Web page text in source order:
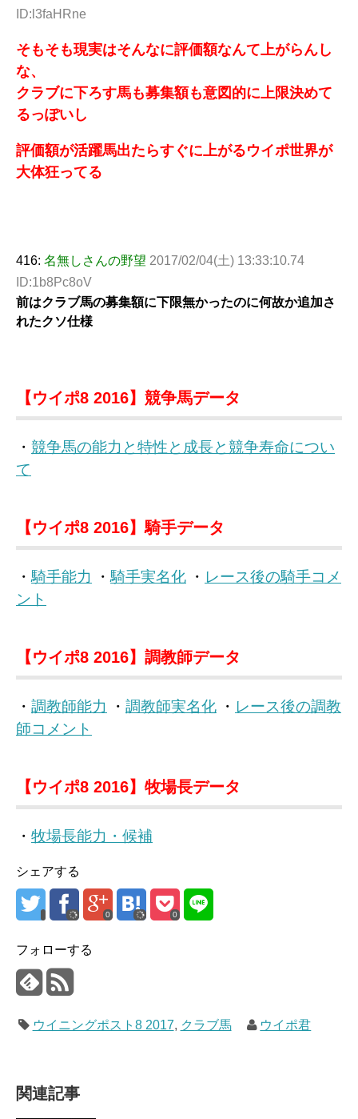
ID:l3faHRne
そもそも現実はそんなに評価額なんて上がらんし
な、
クラブに下ろす馬も募集額も意図的に上限決めて
るっぽいし
評価額が活躍馬出たらすぐに上がるウイポ世界が
大体狂ってる
416: 名無しさんの野望 2017/02/04(土) 13:33:10.74
ID:1b8Pc8oV
前はクラブ馬の募集額に下限無かったのに何故か追加さ
れたクソ仕様
【ウイポ8 2016】競争馬データ
・ 競争馬の能力と特性と成長と競争寿命につい
て
【ウイポ8 2016】騎手データ
・ 騎手能力 ・ 騎手実名化 ・ レース後の騎手コメ
ント
【ウイポ8 2016】調教師データ
・ 調教師能力 ・ 調教師実名化 ・ レース後の調教
師コメント
【ウイポ8 2016】牧場長データ
・ 牧場長能力・候補
シェアする
0 0
フォローする
ウイニングポスト8 2017, クラブ馬 ウイポ君
関連記事